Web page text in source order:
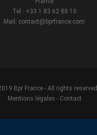
Tel : +33 1 83 62 88 10
Mail: contact@bprfrance.com
Bpr France - All rights reserved
Mentions légales - Contact